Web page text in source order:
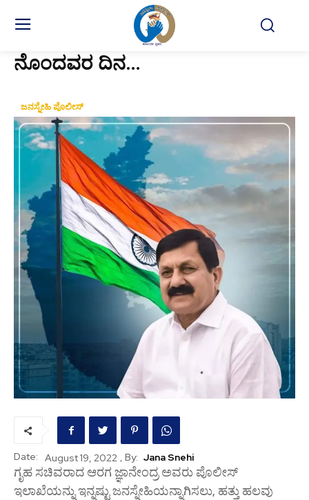
ನೊಂದವರ ದಿನ…
ಜನಸ್ನೇಹಿ ಪೊಲೀಸ್
Date: August 19, 2022 , By: Jana Snehi
ಗೃಹ ಸಚಿವರಾದ ಆರಗ ಜ್ಞಾನೇಂದ್ರ ಅವರು ಪೊಲೀಸ್
ಇಲಾಖೆಯನ್ನು ಇನ್ನಷ್ಟು ಜನಸ್ನೇಹಿಯನ್ನಾಗಿಸಲು, ಹತ್ತು ಹಲವು